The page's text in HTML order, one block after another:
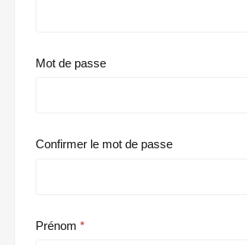
Mot de passe
Confirmer le mot de passe
Prénom